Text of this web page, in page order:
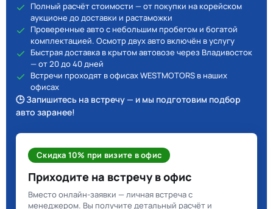
Полный расчёт стоимости — от покупки на корейском
аукционе до доставки и растаможки
Проверенные авто с небольшим пробегом и богатой
комплектацией. Осмотр двух авто включён в услугу
Быстрая доставка в крытом автовозе через Владивосток
— от 20 до 40 дней
Встречи проходят в офисах WESTMOTORS в наших
офисах
🕒 Запишитесь на встречу — и мы подготовим подбор
авто заранее!
Скидка 10% при визите в офис
Приходите на встречу в офис
Вместо онлайн-заявки — личная встреча с
менеджером. Вы получите детальный расчёт и